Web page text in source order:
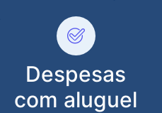
Despesas
com aluguel